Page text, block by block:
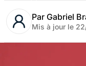
Par Gabriel
Mis à jour le